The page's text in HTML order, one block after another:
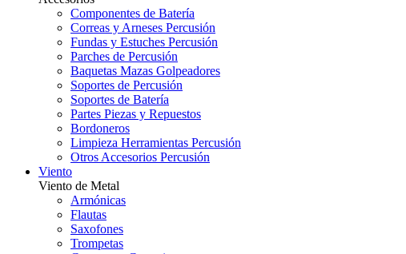
Componentes de Batería
Correas y Arneses Percusión
Fundas y Estuches Percusión
Parches de Percusión
Baquetas Mazas Golpeadores
Soportes de Percusión
Soportes de Batería
Partes Piezas y Repuestos
Bordoneros
Limpieza Herramientas Percusión
Otros Accesorios Percusión
Viento
Viento de Metal
Armónicas
Flautas
Saxofones
Trompetas